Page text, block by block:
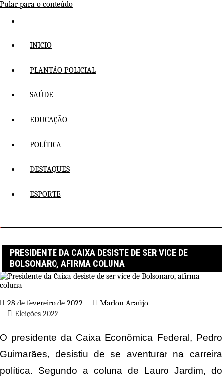
Pular para o conteúdo
INICIO
PLANTÃO POLICIAL
SAÚDE
EDUCAÇÃO
POLÍTICA
DESTAQUES
ESPORTE
PRESIDENTE DA CAIXA DESISTE DE SER VICE DE
BOLSONARO, AFIRMA COLUNA
28 de fevereiro de 2022
Marlon Araújo
Eleições 2022
O presidente da Caixa Econômica Federal, Pedro
Guimarães, desistiu de se aventurar na carreira
política. Segundo a coluna de Lauro Jardim, do